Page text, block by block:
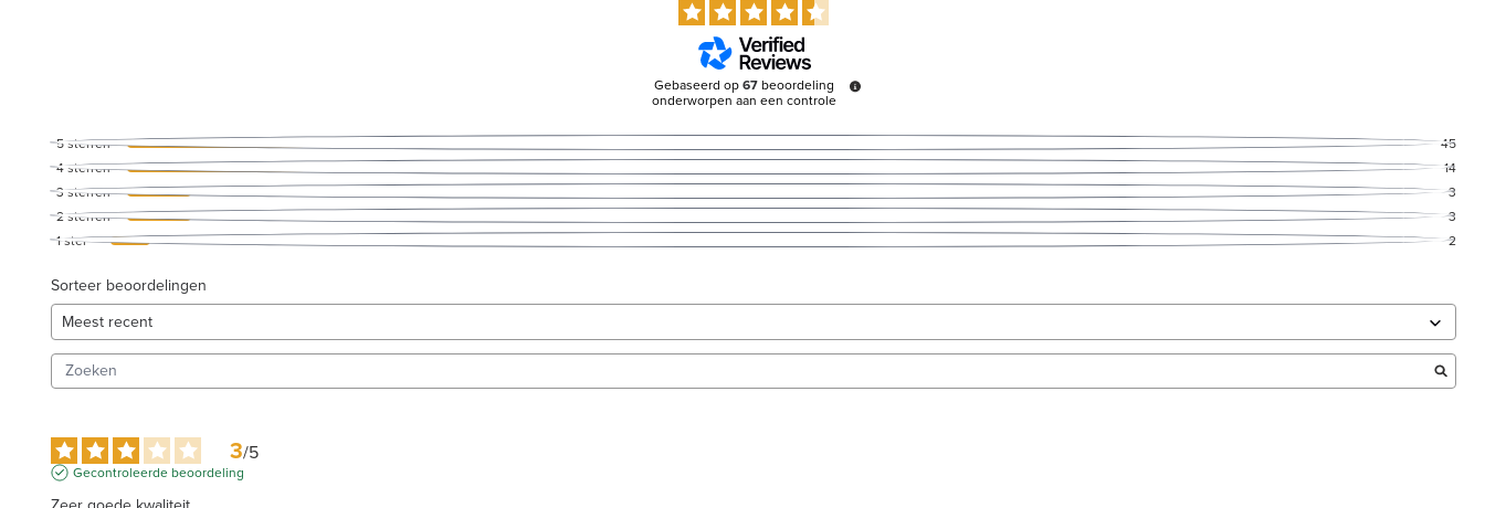
Gebaseerd op67 beoordeling
onderworpen aan een controle
5sterren
45
4sterren
14
3 sterren
3
2sterren
3
1ster 2
Sorteer beoordelingen
3/5
Gecontroleerde beoordeling